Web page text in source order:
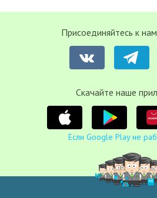
Присоединяйтесь к
Cкачайте наше
Если Google Play не